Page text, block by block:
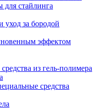
для стайлинга
уход за бородой
эффектом
из гель-полимера
средства